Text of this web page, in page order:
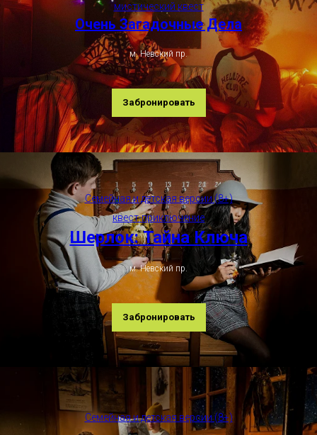
мистический квест
Очень Загадочные Дела
м. Невский пр.
Забронировать
Семейная и детская версии (8+)
квест-приключение
Шерлок: Тайна Ключа
м. Невский пр.
Забронировать
Семейная и детская версии (8+)